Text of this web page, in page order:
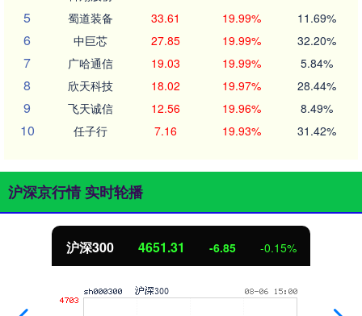
5 蜀道装备 33.61 19.99% 11.69%
6 中巨芯 27.85 19.99% 32.20%
7 广哈通信 19.03 19.99% 5.84%
8 欣天科技 18.02 19.97% 28.44%
9 飞天诚信 12.56 19.96% 8.49%
10 任子行 7.16 19.93% 31.42%
沪深京行情 实时轮播
北证50 1122.88 3.42 0.30%